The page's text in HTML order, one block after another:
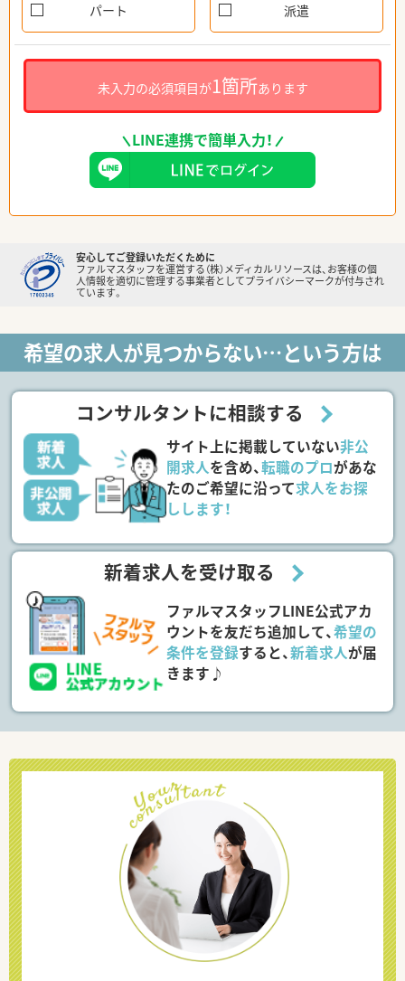
パート 派遣
未入力の必須項目が1箇所あります
LINE連携で簡単入力！
安心してご登録いただくために
ファルマスタッフを運営する（株）メディカルリソースは、お客様の個
人情報を適切に管理する事業者としてプライバシーマークが付与され
ています。
希望の求人が見つからない…という方は
コンサルタントに相談する
サイト上に掲載していない非公
開求人を含め、転職のプロがあな
たのご希望に沿って求人をお探
しします！
新着求人を受け取る
ファルマスタッフLINE公式アカ
ウントを友だち追加して、希望の
条件を登録すると、新着求人が届
きます♪